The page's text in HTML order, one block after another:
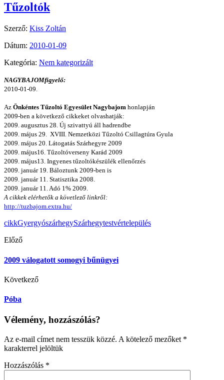
Tűzoltók
Szerző: Kiss Zoltán
Dátum: 2010-01-09
Kategória: Nem kategorizált
NAGYBAJOMfigyelő:
2010-01-09.
Az Önkéntes Tűzoltó Egyesület Nagybajom honlapján
2009-ben a következő cikkeket olvashatják:
2009. augusztus 28. Új szivattyú áll hadrendbe
2009. május 29. XVIII. Nemzetközi Tűzoltó Csillagtúra Gyula
2009. május 20. Látogatás Szárhegyre 2009
2009. május16. Tűzoltóverseny Karád 2009
2009. május13. Ingyenes tűzoltókészülék ellenőrzés
2009. január 19. Báloztunk 2009-ben is
2009. január 11. Statisztika 2008.
2009. január 11. Adó 1% 2009.
A cikkek elérhetők a követlező linkről:
http://tuzbajom.extra.hu/
cikkGyergyószárhegySzárhegytestvértelepülés
Előző
2009 válogatott somogyi bűnügyei
Következő
Póba
Vélemény, hozzászólás?
Az e-mail címet nem tesszük közzé. A kötelező mezőket *
karakterrel jelöltük
Hozzászólás *